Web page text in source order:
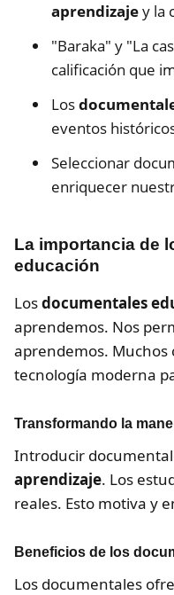
aprendizajey la
"Baraka" y "La
calificación que
Los
eventos
Seleccionar
enriquecer
La importancia de
educación
Losdocumentales
aprendemos. Nos
aprendemos. Muchos
tecnología moderna
Transformando la
Introducir
aprendizaje. Los
reales. Esto motiva y
Beneficios de los
Los documentales